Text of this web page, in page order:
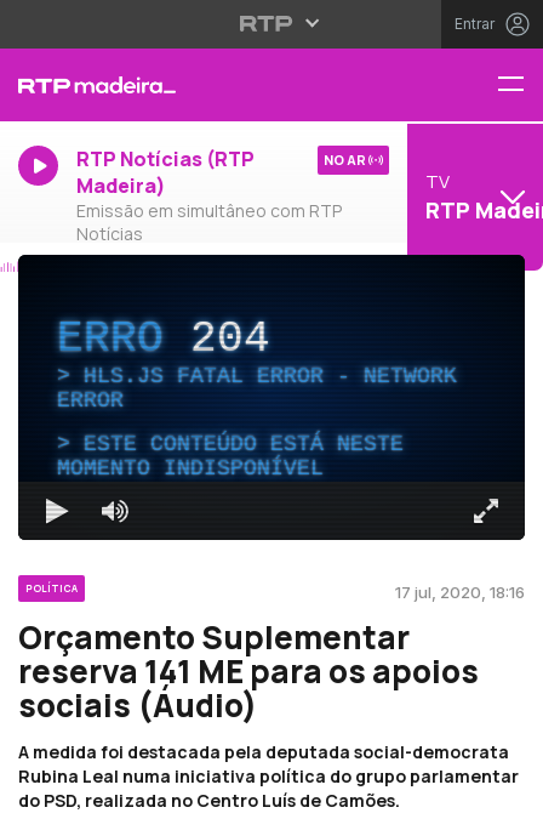
Entrar
RTP Notícias (RTP
Madeira)
Emissão em simultâneo com RTP
Notícias
NO AR
TV
RTP
ERRO204
HLS.JS FATAL ERROR - NETWORK
ERROR
ESTE CONTEÚDO ESTÁ NESTE
MOMENTO INDISPONÍVEL
POLÍTICA 17 jul, 2020, 18:16
Orçamento Suplementar
reserva 141 ME para os apoios
sociais (Áudio)
A medida foi destacada pela deputada social-democrata
Rubina Leal numa iniciativa política do grupo parlamentar
do PSD, realizada no Centro Luís de Camões.